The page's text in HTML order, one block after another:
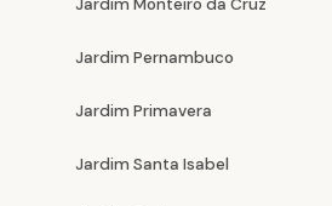
Jardim Pernambuco
Jardim Primavera
Jardim Santa Isabel